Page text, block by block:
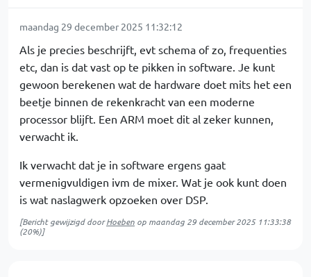
maandag 29 december 2025 11:32:12
Als je precies beschrijft, evt schema of zo, frequenties
etc, dan is dat vast op te pikken in software. Je kunt
gewoon berekenen wat de hardware doet mits het een
beetje binnen de rekenkracht van een moderne
processor blijft. Een ARM moet dit al zeker kunnen,
verwacht ik.
Ik verwacht dat je in software ergens gaat
vermenigvuldigen ivm de mixer. Wat je ook kunt doen
is wat naslagwerk opzoeken over DSP.
[Bericht gewijzigd doorHoeben op maandag 29 december 2025 11:33:38
(20%)]